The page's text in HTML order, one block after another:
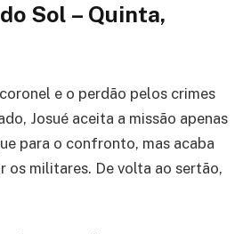
Sol – Quinta,
e o perdão pelos crimes
Josué aceita a missão apenas
para o confronto, mas acaba
militares. De volta ao sertão,